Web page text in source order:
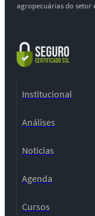
agropecuárias do setor
Institucional
Análises
Notícias
Agenda
Cursos